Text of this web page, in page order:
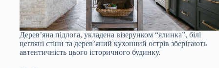
Дерев’яна підлога, укладена візерунком “ялинка”, білі
цегляні стіни та дерев’яний кухонний острів зберігають
автентичність цього історичного будинку.